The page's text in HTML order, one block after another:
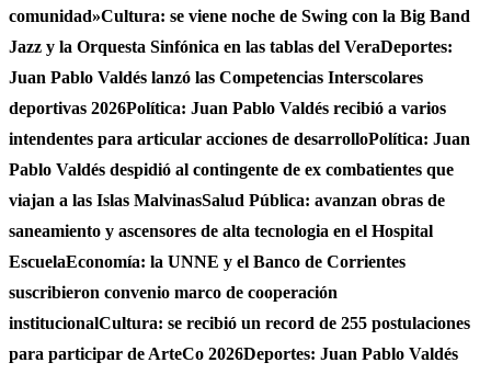
comunidad»Cultura: se viene noche de Swing con la Big Band
Jazz y la Orquesta Sinfónica en las tablas del VeraDeportes:
Juan Pablo Valdés lanzó las Competencias Interscolares
deportivas 2026Política: Juan Pablo Valdés recibió a varios
intendentes para articular acciones de desarrolloPolítica: Juan
Pablo Valdés despidió al contingente de ex combatientes que
viajan a las Islas MalvinasSalud Pública: avanzan obras de
saneamiento y ascensores de alta tecnologia en el Hospital
EscuelaEconomía: la UNNE y el Banco de Corrientes
suscribieron convenio marco de cooperación
institucionalCultura: se recibió un record de 255 postulaciones
para participar de ArteCo 2026Deportes: Juan Pablo Valdés